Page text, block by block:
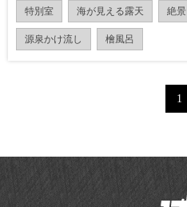
特別室 海が見える露天 絶景
源泉かけ流し 檜風呂
1